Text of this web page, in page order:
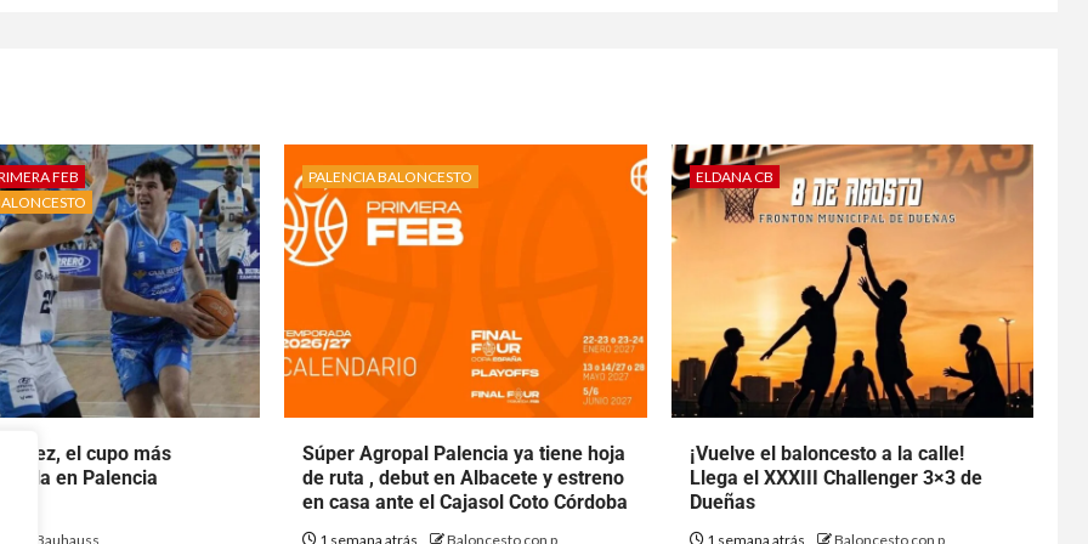
FEB
el cupo más
en Palencia
Bauhauss
PALENCIA BALONCESTO
Súper Agropal Palencia ya tiene hoja
de ruta , debut en Albacete y estreno
en casa ante el Cajasol Coto Córdoba
1 semana atrás Baloncesto con p
ELDANA CB
¡Vuelve el baloncesto a la calle!
Llega el XXXIII Challenger 3×3 de
Dueñas
1 semana atrás Baloncesto con p